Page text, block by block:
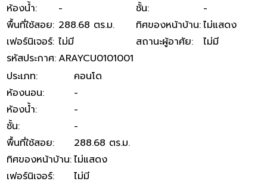
ห้องน้ำ: - ชั้น:
-
พื้นที่ใช้สอย: 288.68 ตร.ม. ทิศของหน้าบ้าน:ไม่แสดง
เฟอร์นิเจอร์: ไม่มี สถานะผู้อาศัย:
ไม่มี
รหัสประกาศ:ARAYCU0101001
ประเภท:
คอนโด
ห้องนอน:
-
ห้องน้ำ:
-
ชั้น:
-
พื้นที่ใช้สอย:
288.68 ตร.ม.
ทิศของหน้าบ้าน:ไม่แสดง
เฟอร์นิเจอร์:
ไม่มี